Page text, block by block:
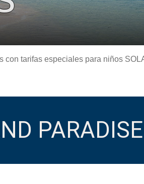
con tarifas especiales para niños
PARADISE